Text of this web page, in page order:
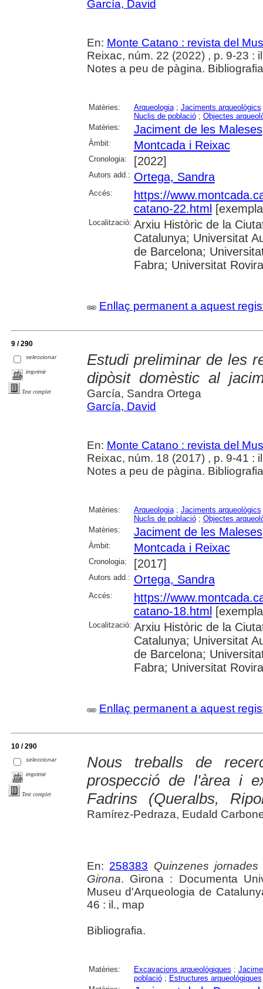
García, David
En: Monte Catano : revista del
Reixac, núm. 22 (2022) , p. 9-23 :
Notes a peu de pàgina.
Matèries: Arqueologia; Jaciments arqueològics
Nuclis de població; Objectes
Matèries:
Jaciment de les Maleses
Àmbit: Montcada i Reixac
Cronologia: [2022]
Autors add.: Ortega, Sandra
Accés:
https://
catano-22.html
Localització: Arxiu Històric de la
Catalunya; Universitat
de Barcelona;
Fabra; Universitat
Enllaç permanent a aquest
9 / 290
seleccionar
imprimir
Text complet
Estudi preliminar de les
dipòsit domèstic al
García, Sandra Ortega
García, David
En: Monte Catano : revista del
Reixac, núm. 18 (2017) , p. 9-41 :
Notes a peu de pàgina.
Matèries: Arqueologia; Jaciments arqueològics
Nuclis de població; Objectes
Matèries:
Jaciment de les Maleses
Àmbit: Montcada i Reixac
Cronologia: [2017]
Autors add.: Ortega, Sandra
Accés:
https://
catano-18.html
Localització: Arxiu Històric de la
Catalunya; Universitat
de Barcelona;
Fabra; Universitat
Enllaç permanent a aquest
10 / 290
seleccionar
imprimir
Text complet
Nous treballs de
prospecció de l'àrea i
Fadrins (Queralbs,
Ramírez-Pedraza, Eudald
En: 258383 Quinzenes
Girona. Girona : Documenta
Museu d'Arqueologia de
46 : il., map
Bibliografia.
Matèries: Excavacions arqueològiques ;
població; Estructures arqueològiques